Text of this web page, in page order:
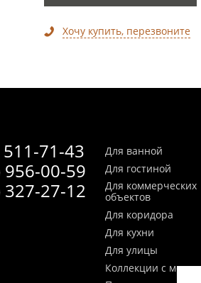
Хочу купить, перезвоните
71-43
956-00-59
327-27-12
Для ванной
Для гостиной
Для коммерческих
объектов
Для коридора
Для кухни
Для улицы
Коллекции с